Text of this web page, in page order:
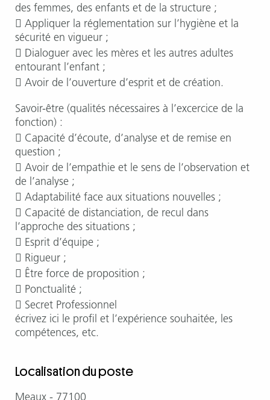
des femmes, des enfants et de la structure ;
 Appliquer la réglementation sur l’hygiène et la
sécurité en vigueur ;
 Dialoguer avec les mères et les autres adultes
entourant l’enfant ;
 Avoir de l’ouverture d’esprit et de création.
Savoir-être (qualités nécessaires à l’excercice de la
fonction) :
 Capacité d’écoute, d’analyse et de remise en
question ;
 Avoir de l’empathie et le sens de l’observation et
de l’analyse ;
 Adaptabilité face aux situations nouvelles ;
 Capacité de distanciation, de recul dans
l’approche des situations ;
 Esprit d’équipe ;
 Rigueur ;
 Être force de proposition ;
 Ponctualité ;
 Secret Professionnel
écrivez ici le profil et l’expérience souhaitée, les
compétences, etc.
Localisation du poste